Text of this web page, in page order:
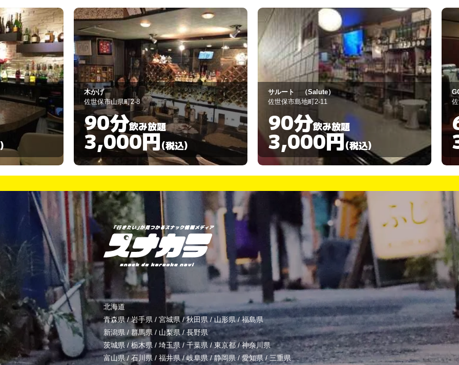
サルート （Salute）
佐世保市島地町2-11
90分飲み放題
3,000円(税込)
GOLDS
佐世保市上京町6-8
60分飲み放題
3,000円(税込)
北海道
青森県/岩手県 / 宮城県 /秋田県 /山形県/福島県
新潟県 / 群馬県 / 山梨県/長野県
茨城県 / 栃木県 / 埼玉県/ 千葉県 /東京都/神奈川県
富山県/ 石川県 / 福井県/岐阜県/静岡県/ 愛知県 / 三重県